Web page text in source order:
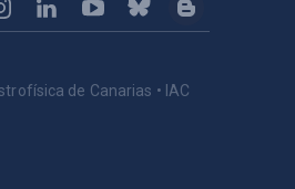
de Canarias • IAC